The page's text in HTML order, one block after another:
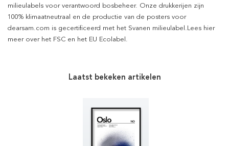
milieulabels voor verantwoord bosbeheer. Onze drukkerijen zijn
100% klimaatneutraal en de productie van de posters voor
dearsam.com is gecertificeerd met het Svanen milieulabel.Lees hier
meer over het FSC en het EU Ecolabel.
Laatst bekeken artikelen